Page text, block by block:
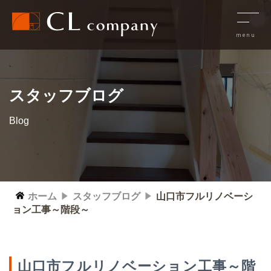
スタッフブログ
Blog
ホーム スタッフブログ
山口市フルリノベーシ
ョン工事～階段～
山口市フルリノベーション工事～階